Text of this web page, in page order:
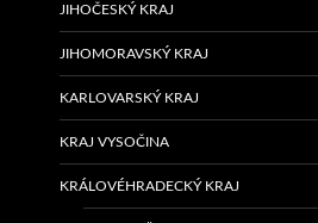
JIHOČESKÝ KRAJ
JIHOMORAVSKÝ KRAJ
KARLOVARSKÝ KRAJ
KRAJ VYSOČINA
KRÁLOVÉHRADECKÝ KRAJ